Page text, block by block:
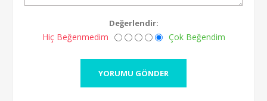
Değerlendir:
Hiç Beğenmedim Çok Beğendim